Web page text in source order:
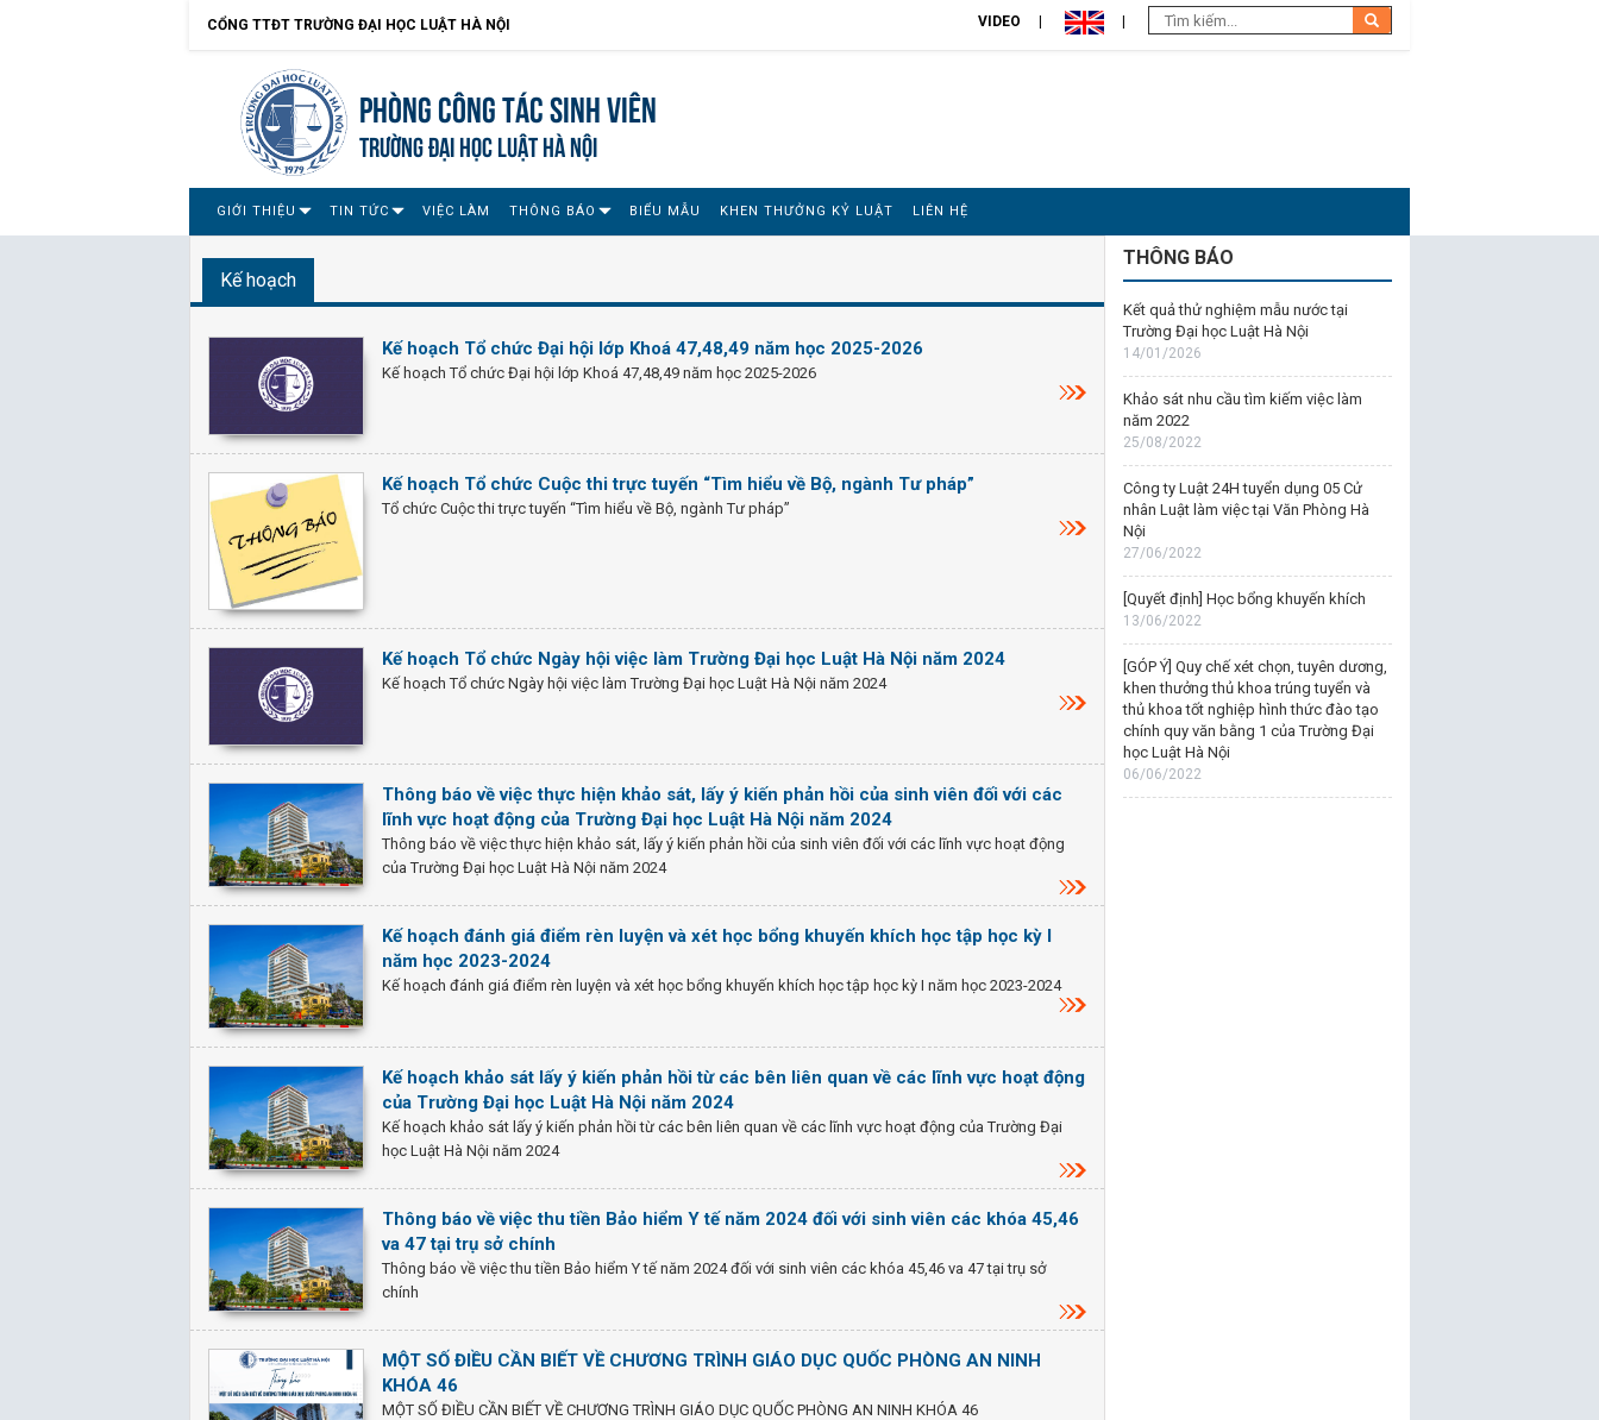
CỔNG TTĐT TRƯỜNG ĐẠI HỌC LUẬT HÀ NỘI VIDEO
Phòng Công tác sinh viên
TRƯỜNG ĐẠI HỌC LUẬT HÀ NỘI
GIỚI THIỆU TIN TỨC VIỆC LÀM THÔNG BÁO BIỂU MẪU KHEN THƯỞNG KỶ LUẬT LIÊN HỆ
Kế hoạch
Kế hoạch Tổ chức Đại hội lớp Khoá 47,48,49 năm học 2025-2026
Kế hoạch Tổ chức Đại hội lớp Khoá 47,48,49 năm học 2025-2026
Kế hoạch Tổ chức Cuộc thi trực tuyến “Tìm hiểu về Bộ, ngành Tư pháp”
Tổ chức Cuộc thi trực tuyến “Tìm hiểu về Bộ, ngành Tư pháp”
Kế hoạch Tổ chức Ngày hội việc làm Trường Đại học Luật Hà Nội năm 2024
Kế hoạch Tổ chức Ngày hội việc làm Trường Đại học Luật Hà Nội năm 2024
Thông báo về việc thực hiện khảo sát, lấy ý kiến phản hồi của sinh viên đối với các
lĩnh vực hoạt động của Trường Đại học Luật Hà Nội năm 2024
Thông báo về việc thực hiện khảo sát, lấy ý kiến phản hồi của sinh viên đối với các lĩnh vực hoạt động
của Trường Đại học Luật Hà Nội năm 2024
Kế hoạch đánh giá điểm rèn luyện và xét học bổng khuyến khích học tập học kỳ I
năm học 2023-2024
Kế hoạch đánh giá điểm rèn luyện và xét học bổng khuyến khích học tập học kỳ I năm học 2023-2024
Kế hoạch khảo sát lấy ý kiến phản hồi từ các bên liên quan về các lĩnh vực hoạt động
của Trường Đại học Luật Hà Nội năm 2024
Kế hoạch khảo sát lấy ý kiến phản hồi từ các bên liên quan về các lĩnh vực hoạt động của Trường Đại
học Luật Hà Nội năm 2024
Thông báo về việc thu tiền Bảo hiểm Y tế năm 2024 đối với sinh viên các khóa 45,46
va 47 tại trụ sở chính
Thông báo về việc thu tiền Bảo hiểm Y tế năm 2024 đối với sinh viên các khóa 45,46 va 47 tại trụ sở
chính
MỘT SỐ ĐIỀU CẦN BIẾT VỀ CHƯƠNG TRÌNH GIÁO DỤC QUỐC PHÒNG AN NINH
KHÓA 46
MỘT SỐ ĐIỀU CẦN BIẾT VỀ CHƯƠNG TRÌNH GIÁO DỤC QUỐC PHÒNG AN NINH KHÓA 46
THÔNG BÁO
Kết quả thử nghiệm mẫu nước tại
Trường Đại học Luật Hà Nội
14/01/2026
Khảo sát nhu cầu tìm kiếm việc làm
năm 2022
25/08/2022
Công ty Luật 24H tuyển dụng 05 Cử
nhân Luật làm việc tại Văn Phòng Hà
Nội
27/06/2022
[Quyết định] Học bổng khuyến khích
13/06/2022
[GÓP Ý] Quy chế xét chọn, tuyên dương,
khen thưởng thủ khoa trúng tuyển và
thủ khoa tốt nghiệp hình thức đào tạo
chính quy văn bằng 1 của Trường Đại
học Luật Hà Nội
06/06/2022